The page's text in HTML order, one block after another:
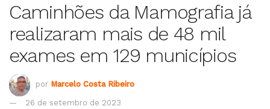
Caminhões da Mamografia já
realizaram mais de 48 mil
exames em 129 municípios
por Marcelo Costa Ribeiro
26 de setembro de 2023